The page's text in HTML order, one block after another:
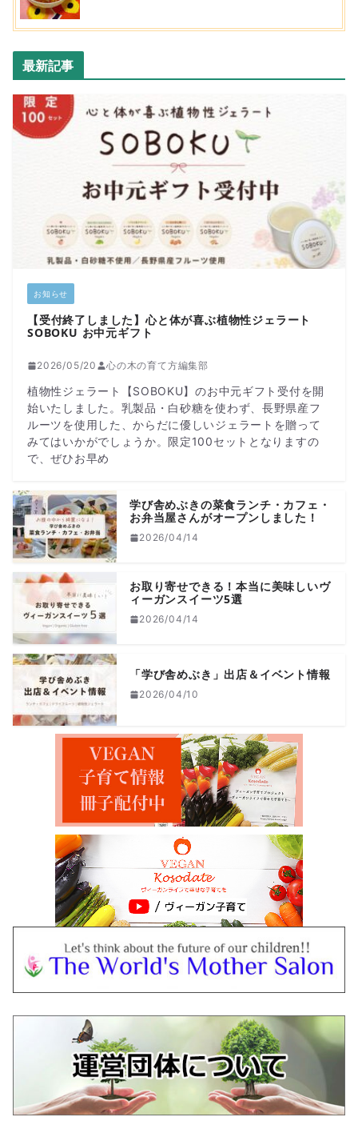
最新記事
お知らせ
【受付終了しました】心と体が喜ぶ植物性ジェラート
SOBOKU お中元ギフト
2026/05/20 心の木の育て方編集部
植物性ジェラート【SOBOKU】のお中元ギフト受付を開
始いたしました。乳製品・白砂糖を使わず、長野県産フ
ルーツを使用した、からだに優しいジェラートを贈って
みてはいかがでしょうか。限定100セットとなりますの
で、ぜひお早め
学び舎めぶきの菜食ランチ・カフェ・
お弁当屋さんがオープンしました！
2026/04/14
お取り寄せできる！本当に美味しいヴ
ィーガンスイーツ5選
2026/04/14
「学び舎めぶき」出店＆イベント情報
2026/04/10